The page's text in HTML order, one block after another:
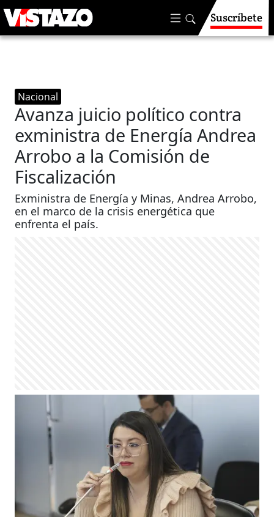
Suscríbete
Nacional
Avanza juicio político contra
exministra de Energía Andrea
Arrobo a la Comisión de
Fiscalización
Exministra de Energía y Minas, Andrea Arrobo,
en el marco de la crisis energética que
enfrenta el país.